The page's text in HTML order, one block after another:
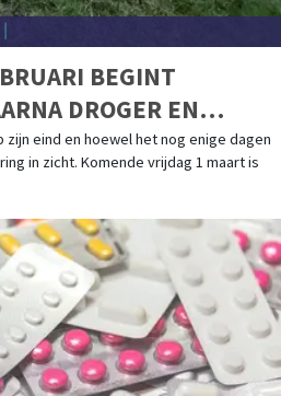
BEGINT
DROGER EN
zijn eind en hoewel het nog enige dagen
in zicht. Komende vrijdag 1 maart is